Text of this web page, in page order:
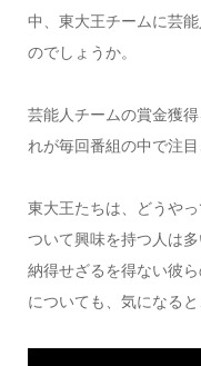
中、東大王チームに芸
のでしょうか。
芸能人チームの賞金獲
れが毎回番組の中で注
東大王たちは、どうや
ついて興味を持つ人は
納得せざるを得ない彼
についても、気になると